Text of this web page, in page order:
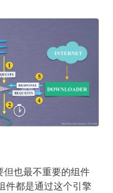
但也最不重要的组件
件都是通过这个引擎